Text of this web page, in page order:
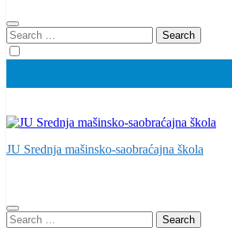
Search
for:
JU Srednja mašinsko-saobraćajna škola
Search